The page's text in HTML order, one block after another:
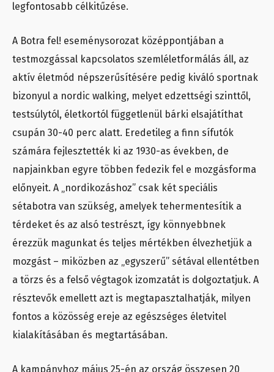
legfontosabb célkitűzése.
A Botra fel! eseménysorozat középpontjában a
testmozgással kapcsolatos szemléletformálás áll, az
aktív életmód népszerűsítésére pedig kiváló sportnak
bizonyul a nordic walking, melyet edzettségi szinttől,
testsúlytól, életkortól függetlenül bárki elsajátíthat
csupán 30-40 perc alatt. Eredetileg a finn sífutók
számára fejlesztették ki az 1930-as években, de
napjainkban egyre többen fedezik fel e mozgásforma
előnyeit. A „nordikozáshoz” csak két speciális
sétabotra van szükség, amelyek tehermentesítik a
térdeket és az alsó testrészt, így könnyebbnek
érezzük magunkat és teljes mértékben élvezhetjük a
mozgást – miközben az „egyszerű” sétával ellentétben
a törzs és a felső végtagok izomzatát is dolgoztatjuk. A
résztevők emellett azt is megtapasztalhatják, milyen
fontos a közösség ereje az egészséges életvitel
kialakításában és megtartásában.
A kampányhoz május 25-én az ország összesen 20